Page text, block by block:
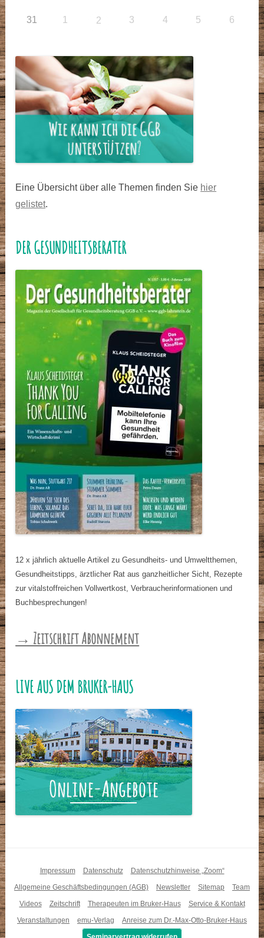
31 1 2 3 4 5 6
Eine Übersicht über alle Themen finden Sie hier
gelistet.
DER GESUNDHEITSBERATER
12 x jährlich aktuelle Artikel zu Gesundheits- und Umweltthemen,
Gesundheitstipps, ärztlicher Rat aus ganzheitlicher Sicht, Rezepte
zur vitalstoffreichen Vollwertkost, Verbraucherinformationen und
Buchbesprechungen!
→ Zeitschrift Abonnement
LIVE AUS DEM BRUKER-HAUS
Impressum Datenschutz
Datenschutzhinweise „Zoom“
Allgemeine Geschäftsbedingungen (AGB)
Newsletter Sitemap
Team
Videos
Zeitschrift Therapeuten im Bruker-Haus
Service & Kontakt
Veranstaltungen
emu-Verlag
Anreise zum Dr.-Max-Otto-Bruker-Haus